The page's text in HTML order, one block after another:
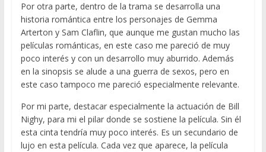
Por otra parte, dentro de la trama se desarrolla una
historia romántica entre los personajes de Gemma
Arterton y Sam Claflin, que aunque me gustan mucho las
películas románticas, en este caso me pareció de muy
poco interés y con un desarrollo muy aburrido. Además
en la sinopsis se alude a una guerra de sexos, pero en
este caso tampoco me pareció especialmente relevante.
Por mi parte, destacar especialmente la actuación de Bill
Nighy, para mi el pilar donde se sostiene la película. Sin él
esta cinta tendría muy poco interés. Es un secundario de
lujo en esta película. Cada vez que aparece, la película